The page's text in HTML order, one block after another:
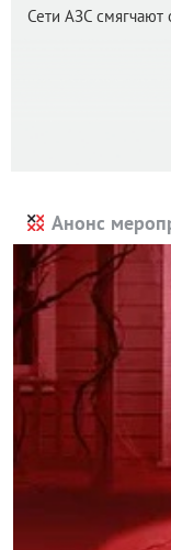
Сети АЗС смягчают
Анонс